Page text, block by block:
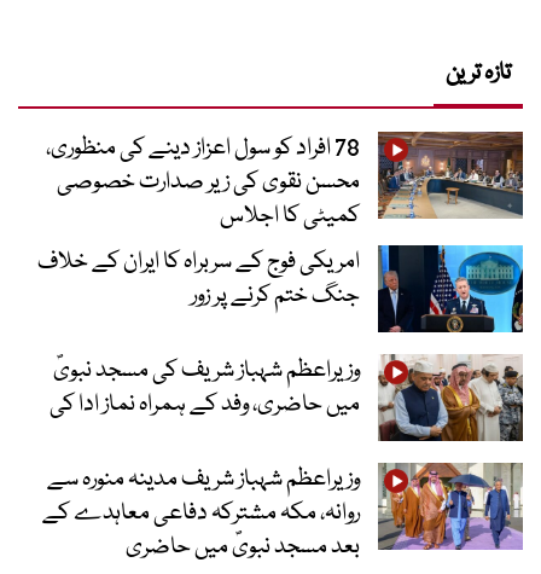
تازہ ترین
78 افراد کو سول اعزاز دینے کی منظوری،
محسن نقوی کی زیر صدارت خصوصی
کمیٹی کا اجلاس
امریکی فوج کے سربراہ کا ایران کے خلاف
جنگ ختم کرنے پر زور
وزیراعظم شہباز شریف کی مسجد نبویؐ
میں حاضری، وفد کے ہمراہ نماز ادا کی
وزیراعظم شہباز شریف مدینہ منورہ سے
روانہ، مکہ مشترکہ دفاعی معاہدے کے
بعد مسجد نبویؐ میں حاضری